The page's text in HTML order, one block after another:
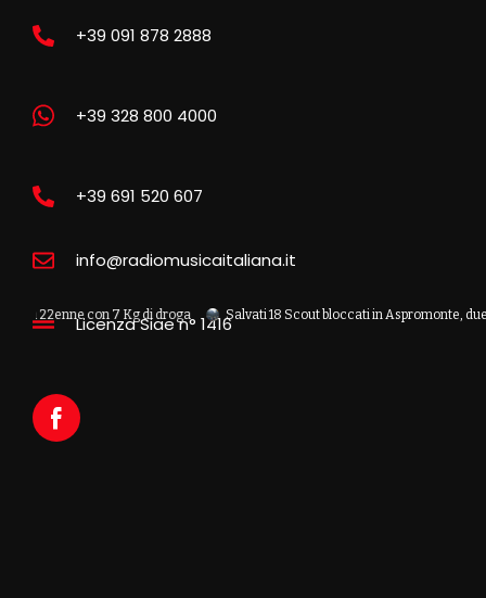
con 7 Kg di droga Salvati 18 Scout bloccati in Aspromonte, due
+39 091 878 2888
+39 328 800 4000
+39 691 520 607
info@radiomusicaitaliana.it
Licenza Siae n° 1416